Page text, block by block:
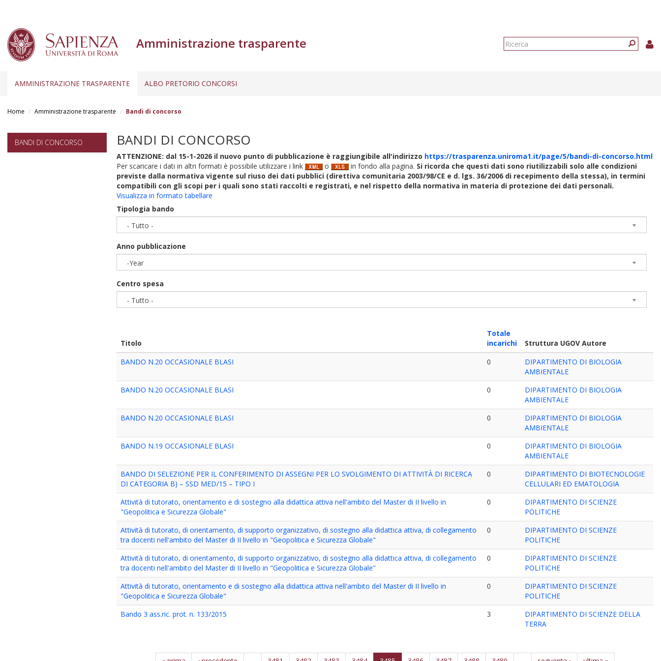
Amministrazione trasparente
Form
AMMINISTRAZIONE TRASPARENTE ALBO PRETORIO CONCORSI
Home Amministrazione trasparente Bandi di concorso
BANDI DI CONCORSO BANDI DI CONCORSO
ATTENZIONE: dal 15-1-2026 il nuovo punto di pubblicazione è raggiungibile all'indirizzo https://trasparenza.uniroma1.it/page/5/bandi-di-concorso.html
Per scaricare i dati in altri formati è possibile utilizzare i link
o in fondo alla pagina. Si ricorda che questi dati sono riutilizzabili solo alle condizioni
previste dalla normativa vigente sul riuso dei dati pubblici (direttiva comunitaria 2003/98/CE e d. lgs. 36/2006 di recepimento della stessa), in termini
compatibili con gli scopi per i quali sono stati raccolti e registrati, e nel rispetto della normativa in materia di protezione dei dati personali.
Visualizza in formato tabellare
Tipologia bando
- Tutto -
Anno pubblicazione
-Year
Centro spesa
- Tutto -
Titolo
Totale
incarichi
Struttura UGOV Autore
BANDO N.20 OCCASIONALE BLASI
0
DIPARTIMENTO DI BIOLOGIA
AMBIENTALE
BANDO N.20 OCCASIONALE BLASI
0
DIPARTIMENTO DI BIOLOGIA
AMBIENTALE
BANDO N.20 OCCASIONALE BLASI
0
DIPARTIMENTO DI BIOLOGIA
AMBIENTALE
BANDO N.19 OCCASIONALE BLASI
0
DIPARTIMENTO DI BIOLOGIA
AMBIENTALE
BANDO DI SELEZIONE PER IL CONFERIMENTO DI ASSEGNI PER LO SVOLGIMENTO DI ATTIVITÀ DI RICERCA
DI CATEGORIA B) – SSD MED/15 – TIPO I
0
DIPARTIMENTO DI BIOTECNOLOGIE
CELLULARI ED EMATOLOGIA
Attività di tutorato, orientamento e di sostegno alla didattica attiva nell'ambito del Master di II livello in
"Geopolitica e Sicurezza Globale"
0
DIPARTIMENTO DI SCIENZE
POLITICHE
Attività di tutorato, di orientamento, di supporto organizzativo, di sostegno alla didattica attiva, di collegamento
tra docenti nell'ambito del Master di II livello in "Geopolitica e Sicurezza Globale"
0
DIPARTIMENTO DI SCIENZE
POLITICHE
Attività di tutorato, di orientamento, di supporto organizzativo, di sostegno alla didattica attiva, di collegamento
tra docenti nell'ambito del Master di II livello in "Geopolitica e Sicurezza Globale"
0
DIPARTIMENTO DI SCIENZE
POLITICHE
Attività di tutorato, orientamento e di sostegno alla didattica attiva nell'ambito del Master di II livello in
"Geopolitica e Sicurezza Globale"
0
DIPARTIMENTO DI SCIENZE
POLITICHE
Bando 3 ass.ric. prot. n. 133/2015
3
DIPARTIMENTO DI SCIENZE DELLA
TERRA